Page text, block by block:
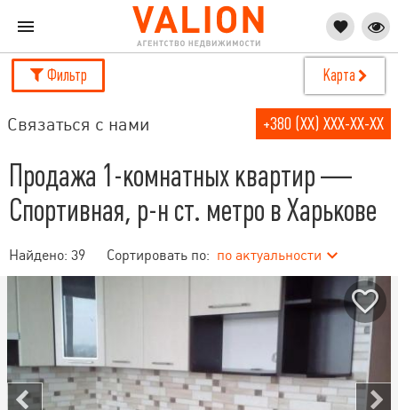
Фильтр Карта
Связаться с нами +380 (XX) XXX-XX-XX
Продажа 1-комнатных квартир —
Спортивная, р-н ст. метро в Харькове
Найдено: 39 Сортировать по: по актуальности